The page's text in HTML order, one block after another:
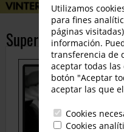
Supermosca
Utilizamos
para fines
páginas
información.
transferencia de
aceptar todas las
botón "Aceptar
aceptar las que
Cookies
Cookies